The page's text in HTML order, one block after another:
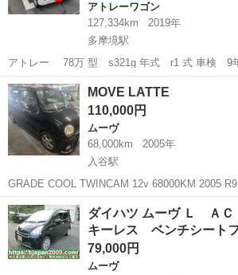
アトレーワゴン
127,334km
2019年
多摩境駅
アトレー 78万 型 s321g 年式 r1 式 車検 9年/9/16 走行距離
127334キロ KENWOODナビ ドラレコ ETC キャリア 付き 助手席側後
方傷あり 後方リアゲート下傷あり その他小傷等
神奈川 相模原市
MOVE LATTE
110,000円
ムーヴ
68,000km
2005年
入谷駅
GRADE COOL TWINCAM 12v 68000KM 2005
神奈川 厚木市 入谷駅 ムーヴ
ダイハツ ムーヴ Ｌ Ａ
キーレス ベンチシート
79,000円
ムーヴ